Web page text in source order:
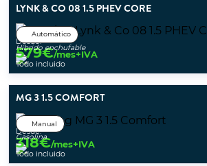
LYNK & CO 08 1.5 PHEV CORE
Automático
Híbrido enchufable
Desde:
579€/mes+IVA
Todo incluido
MG 3 1.5 COMFORT
Manual
Gasolina
Desde:
318€/mes+IVA
Todo incluido